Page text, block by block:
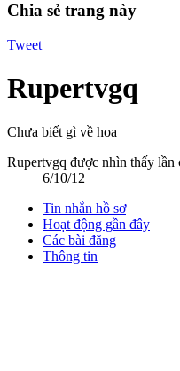
Chia sẻ trang này
Tweet
Rupertvgq
Chưa biết gì về hoa
Rupertvgq được nhìn thấy lần
6/10/12
Tin nhắn hồ sơ
Hoạt động gần đây
Các bài đăng
Thông tin